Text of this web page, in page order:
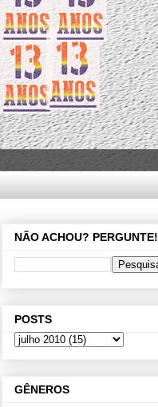
NÃO ACHOU? PERGUNTE!
POSTS
GÊNEROS